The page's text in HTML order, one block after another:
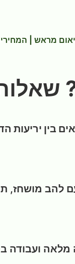
מראש
בין
מושחז,
ועבודה